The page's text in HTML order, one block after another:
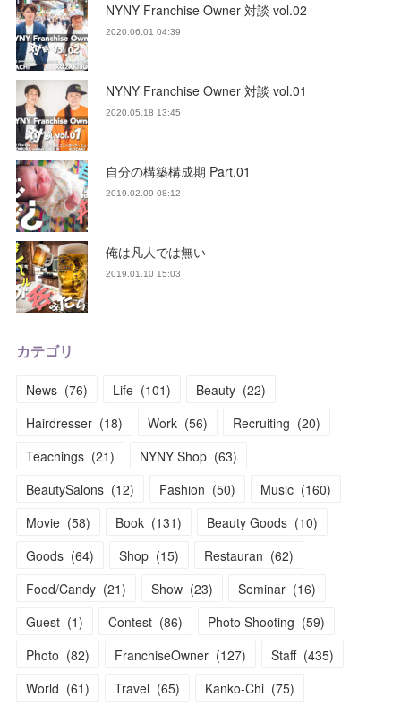
NYNY Franchise Owner 対談 vol.02
2020.06.01 04:39
NYNY Franchise Owner 対談 vol.01
2020.05.18 13:45
自分の構築構成期 Part.01
2019.02.09 08:12
俺は凡人では無い
2019.01.10 15:03
カテゴリ
News (76) Life (101) Beauty (22)
Hairdresser (18) Work (56) Recruiting (20)
Teachings (21) NYNY Shop (63)
BeautySalons (12) Fashion (50) Music (160)
Movie (58) Book (131) Beauty Goods (10)
Goods (64) Shop (15) Restauran (62)
Food/Candy (21) Show (23) Seminar (16)
Guest (1) Contest (86) Photo Shooting (59)
Photo (82) FranchiseOwner (127) Staff (435)
World (61) Travel (65) Kanko-Chi (75)